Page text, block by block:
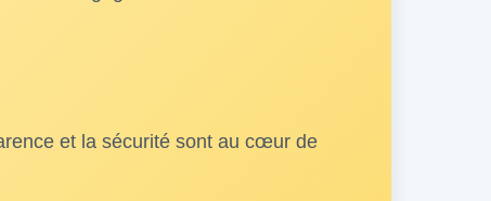
et la sécurité sont au cœur de